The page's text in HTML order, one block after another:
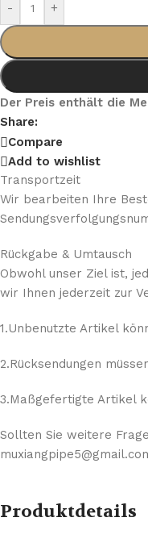
- +
Der Preis enthält die
Share:
Compare
Add to wishlist
Transportzeit
Wir bearbeiten Ihre
Rückgabe & Umtausch
Obwohl unser Ziel ist,
wir Ihnen jederzeit zur
1.Unbenutzte Artikel
2.Rücksendungen
3.Maßgefertigte Artikel
Sollten Sie weitere
Produktdetails